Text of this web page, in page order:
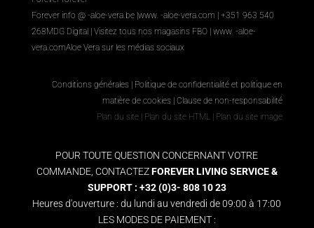
Forever info @ -aloe-vera.be | www. -aloe-vera.com | +351 963 540
268MDG Digital Visitez tous nos magasins FBO| www. -aloe-
vera.comAloe Vera sur les médias sociaux
Conditions générales
Politique de confidentialité et politique en
matière de cookies |Clause de non-responsabilité
Plan du site
Plan du site HTML Plan du site image
POUR TOUTE QUESTION CONCERNANT VOTRE
COMMANDE, CONTACTEZFOREVER LIVING SERVICE &
SUPPORT : +32 (0)3- 808 10 23
Heures d'ouverture : du lundi au vendredi de 09:00 à 17:00
LES MODES DE PAIEMENT :